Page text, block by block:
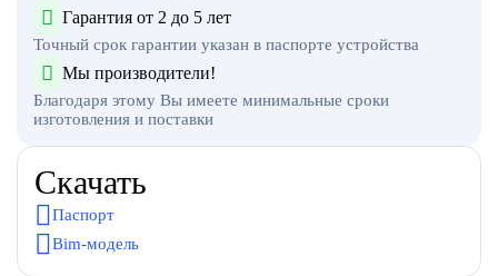
Гарантия от 2 до 5 лет
Точный срок гарантии указан в паспорте устройства
Мы производители!
Благодаря этому Вы имеете минимальные сроки
изготовления и поставки
Скачать
Паспорт
Bim-модель